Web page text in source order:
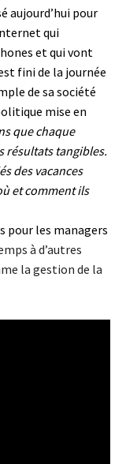
aujourd’hui pour
qui
et qui vont
fini de la journée
de sa société
mise en
que chaque
résultats tangibles.
des vacances
et comment ils
pour les managers
à d’autres
la gestion de la